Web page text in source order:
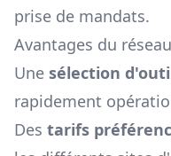
prise de mandats.
Avantages du
Une sélection
rapidement
Des tarifs